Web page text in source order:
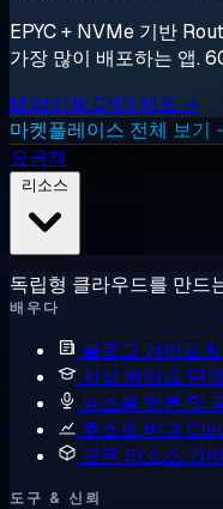
EPYC + NVMe 기반
가장 많이 배포하는 앱.
MikroTik CHR 배포 →
마켓플레이스 전체 보기
요금제
독립형 클라우드를 만드
배우다
블로그 가이드
지식 베이스 단
뉴스룸 언론 및
호스트 비교
모든 리소스 가
도구 & 신뢰